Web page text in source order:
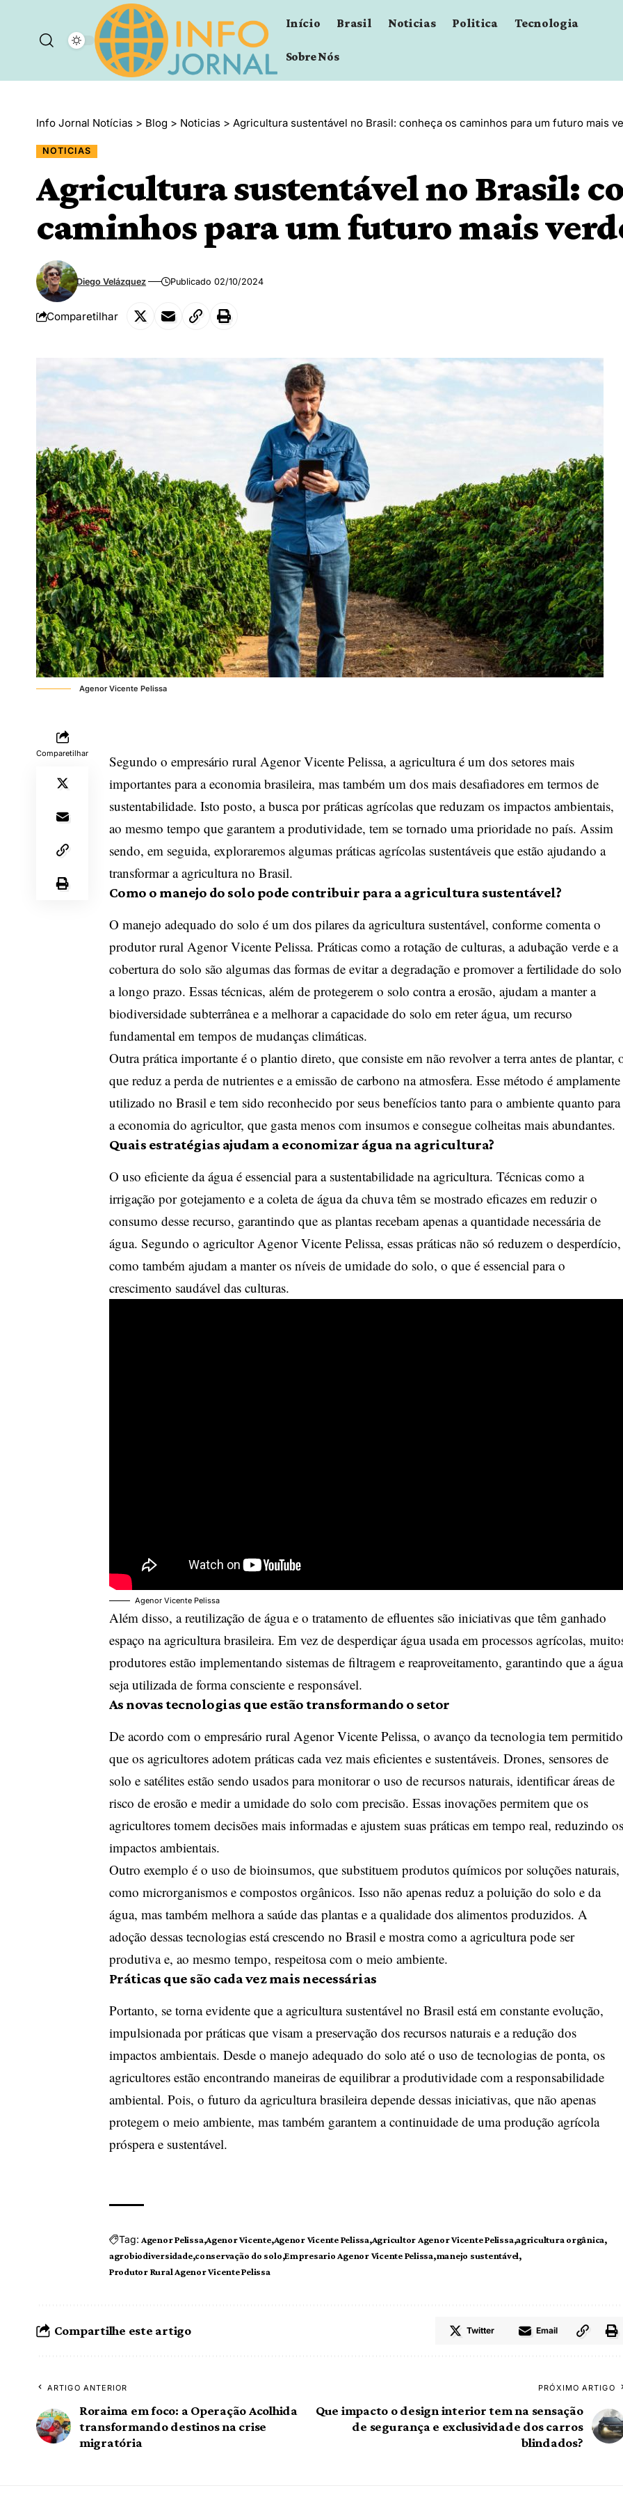
Início Brasil Noticias Politica Tecnologia
Sobre Nós
Info Jornal Notícias > Blog > Noticias > Agricultura sustentável no Brasil: conheça os caminhos para um futuro mais
NOTICIAS
Agricultura sustentável no Brasil:
caminhos para um futuro mais
Diego Velázquez Publicado 02/10/2024
Comparetilhar
Agenor Vicente Pelissa
Comparetilhar Segundo o empresário rural Agenor Vicente Pelissa, a agricultura é um dos setores mais
importantes para a economia brasileira, mas também um dos mais desafiadores em termos de
sustentabilidade. Isto posto, a busca por práticas agrícolas que reduzam os impactos ambientais,
ao mesmo tempo que garantem a produtividade, tem se tornado uma prioridade no país. Assim
sendo, em seguida, exploraremos algumas práticas agrícolas sustentáveis que estão ajudando a
transformar a agricultura no Brasil.
Como o manejo do solo pode contribuir para a agricultura sustentável?
O manejo adequado do solo é um dos pilares da agricultura sustentável, conforme comenta o
produtor rural Agenor Vicente Pelissa. Práticas como a rotação de culturas, a adubação verde e a
cobertura do solo são algumas das formas de evitar a degradação e promover a fertilidade do solo
a longo prazo. Essas técnicas, além de protegerem o solo contra a erosão, ajudam a manter a
biodiversidade subterrânea e a melhorar a capacidade do solo em reter água, um recurso
fundamental em tempos de mudanças climáticas.
Outra prática importante é o plantio direto, que consiste em não revolver a terra antes de plantar,
que reduz a perda de nutrientes e a emissão de carbono na atmosfera. Esse método é amplamente
utilizado no Brasil e tem sido reconhecido por seus benefícios tanto para o ambiente quanto para
a economia do agricultor, que gasta menos com insumos e consegue colheitas mais abundantes.
Quais estratégias ajudam a economizar água na agricultura?
O uso eficiente da água é essencial para a sustentabilidade na agricultura. Técnicas como a
irrigação por gotejamento e a coleta de água da chuva têm se mostrado eficazes em reduzir o
consumo desse recurso, garantindo que as plantas recebam apenas a quantidade necessária de
água. Segundo o agricultor Agenor Vicente Pelissa, essas práticas não só reduzem o desperdício,
como também ajudam a manter os níveis de umidade do solo, o que é essencial para o
crescimento saudável das culturas.
Agenor Vicente Pelissa
Além disso, a reutilização de água e o tratamento de efluentes são iniciativas que têm ganhado
espaço na agricultura brasileira. Em vez de desperdiçar água usada em processos agrícolas,
produtores estão implementando sistemas de filtragem e reaproveitamento, garantindo que a água
seja utilizada de forma consciente e responsável.
As novas tecnologias que estão transformando o setor
De acordo com o empresário rural Agenor Vicente Pelissa, o avanço da tecnologia tem permitido
que os agricultores adotem práticas cada vez mais eficientes e sustentáveis. Drones, sensores de
solo e satélites estão sendo usados para monitorar o uso de recursos naturais, identificar áreas de
risco de erosão e medir a umidade do solo com precisão. Essas inovações permitem que os
agricultores tomem decisões mais informadas e ajustem suas práticas em tempo real, reduzindo os
impactos ambientais.
Outro exemplo é o uso de bioinsumos, que substituem produtos químicos por soluções naturais,
como microrganismos e compostos orgânicos. Isso não apenas reduz a poluição do solo e da
água, mas também melhora a saúde das plantas e a qualidade dos alimentos produzidos. A
adoção dessas tecnologias está crescendo no Brasil e mostra como a agricultura pode ser
produtiva e, ao mesmo tempo, respeitosa com o meio ambiente.
Práticas que são cada vez mais necessárias
Portanto, se torna evidente que a agricultura sustentável no Brasil está em constante evolução,
impulsionada por práticas que visam a preservação dos recursos naturais e a redução dos
impactos ambientais. Desde o manejo adequado do solo até o uso de tecnologias de ponta, os
agricultores estão encontrando maneiras de equilibrar a produtividade com a responsabilidade
ambiental. Pois, o futuro da agricultura brasileira depende dessas iniciativas, que não apenas
protegem o meio ambiente, mas também garantem a continuidade de uma produção agrícola
próspera e sustentável.
Tag: Agenor Pelissa Agenor Vicente Agenor Vicente Pelissa Agricultor Agenor Vicente Pelissa agricultura orgânica
agrobiodiversidade conservação do solo Empresario Agenor Vicente Pelissa manejo sustentável
Produtor Rural Agenor Vicente Pelissa
Compartilhe este artigo Twitter Email
ARTIGO ANTERIOR
Roraima em foco: a Operação Acolhida
transformando destinos na crise
migratória
PRÓXIMO ARTIGO
Que impacto o design interior tem na sensação
de segurança e exclusividade dos carros
blindados?